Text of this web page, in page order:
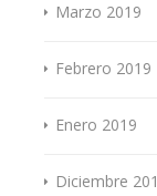
Marzo 2019
Febrero 2019
Enero 2019
Diciembre